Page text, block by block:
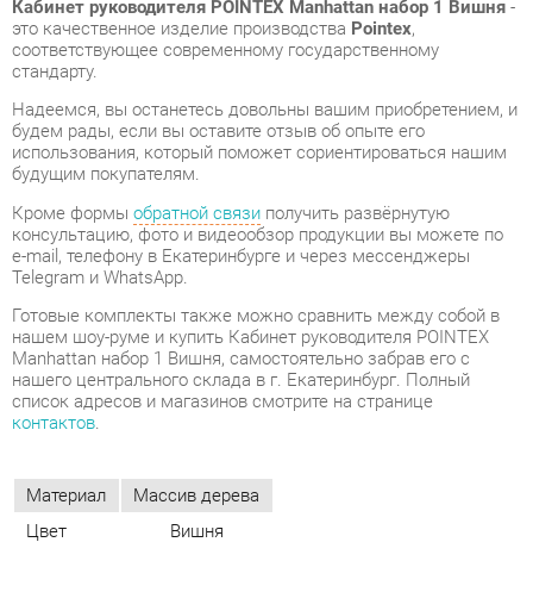
будем рады, если вы оставите отзыв об опыте его
использования, который поможет сориентироваться нашим
будущим покупателям.
консультацию, фото и видеообзор продукции вы можете по
e-mail, телефону в Екатеринбурге и через мессенджеры
Telegram и WhatsApp.
Готовые комплекты также можно сравнить между собой в
нашем шоу-руме и купить Кабинет руководителя POINTEX
Manhattan набор 1 Вишня, самостоятельно забрав его с
нашего центрального склада в г. Екатеринбург. Полный
список адресов и магазинов смотрите на странице
контактов
Материал Массив дерева
Цвет Вишня
Пока нет отзывов, поделитесь первым своим мнением.
ДОБАВИТЬ ОТЗЫВ